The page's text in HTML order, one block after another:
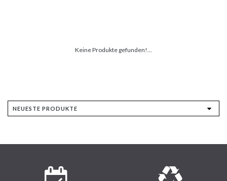
Keine Produkte gefunden!...